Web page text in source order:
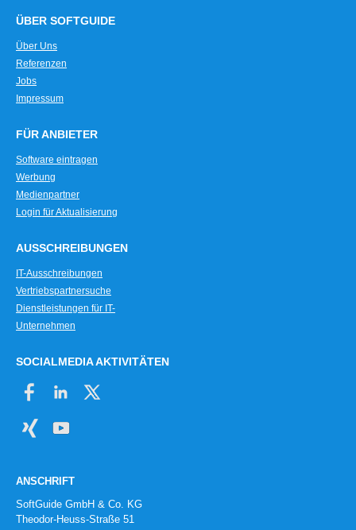
EAN-Etikettendruck
Einnahmen- und Ausgabenverlauf
Farbmanagement
Fax
Finanzberichterstattung
Geschäftsberichte
getrennte Auswertung
Inventaraufkleber
Inventaretikettendruck
Inventarlisten
Kartendruck
Kassenberichte
Kennzahlenreports
Kundendienst-Historie
Listendruck
ÜBER SOFTGUIDE
Über Uns
Referenzen
Jobs
Impressum
FÜR ANBIETER
Software eintragen
Werbung
Medienpartner
Login für Aktualisierung
AUSSCHREIBUNGEN
IT-Ausschreibungen
Vertriebspartnersuche
Dienstleistungen für IT-
Unternehmen
SOCIALMEDIA AKTIVITÄTEN
ANSCHRIFT
SoftGuide GmbH & Co. KG
Theodor-Heuss-Straße 51